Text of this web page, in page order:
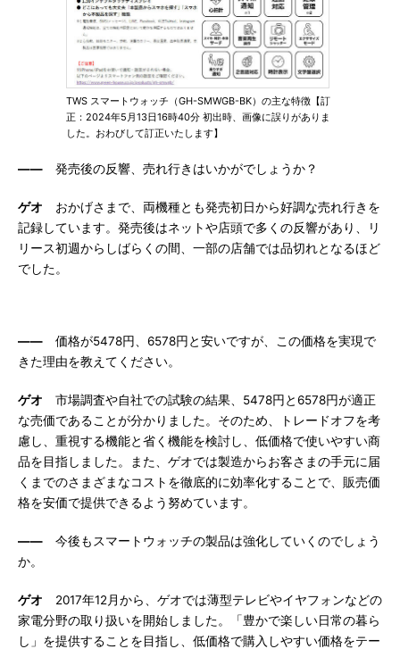
TWS スマートウォッチ（GH-SMWGB-BK）の主な特徴【訂
正：2024年5月13日16時40分 初出時、画像に誤りがありま
した。おわびして訂正いたします】
―― 発売後の反響、売れ行きはいかがでしょうか？
ゲオ おかげさまで、両機種とも発売初日から好調な売れ行きを
記録しています。発売後はネットや店頭で多くの反響があり、リ
リース初週からしばらくの間、一部の店舗では品切れとなるほど
でした。
―― 価格が5478円、6578円と安いですが、この価格を実現で
きた理由を教えてください。
ゲオ 市場調査や自社での試験の結果、5478円と6578円が適正
な売価であることが分かりました。そのため、トレードオフを考
慮し、重視する機能と省く機能を検討し、低価格で使いやすい商
品を目指しました。また、ゲオでは製造からお客さまの手元に届
くまでのさまざまなコストを徹底的に効率化することで、販売価
格を安価で提供できるよう努めています。
―― 今後もスマートウォッチの製品は強化していくのでしょう
か。
ゲオ 2017年12月から、ゲオでは薄型テレビやイヤフォンなどの
家電分野の取り扱いを開始しました。「豊かで楽しい日常の暮ら
し」を提供することを目指し、低価格で購入しやすい価格をテー